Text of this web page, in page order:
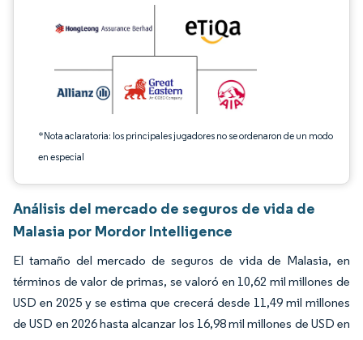
*Nota aclaratoria: los principales jugadores no se ordenaron de un modo
en especial
Análisis del mercado de seguros de vida de
Malasia por Mordor Intelligence
El tamaño del mercado de seguros de vida de Malasia, en
términos de valor de primas, se valoró en 10,62 mil millones de
USD en 2025 y se estima que crecerá desde 11,49 mil millones
de USD en 2026 hasta alcanzar los 16,98 mil millones de USD en